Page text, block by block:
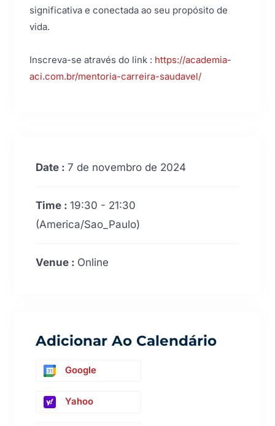
significativa e conectada ao seu propósito de
vida.
Inscreva-se através do link : https://academia-
aci.com.br/mentoria-carreira-saudavel/
Date :7 de novembro de 2024
Time :19:30 - 21:30
(America/Sao_Paulo)
Venue : Online
Adicionar Ao Calendário
Google
Yahoo